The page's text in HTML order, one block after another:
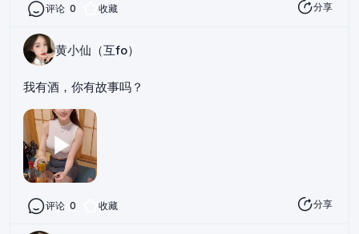
评论 0 收藏 分享
黄小仙（互fo）
我有酒，你有故事吗？
评论 0 收藏 分享